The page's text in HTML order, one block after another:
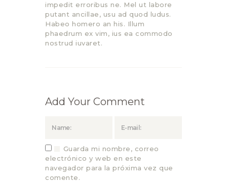
impedit erroribus ne. Mel ut labore
putant ancillae, usu ad quod ludus.
Habeo homero an his. Illum
phaedrum ex vim, ius ea commodo
nostrud iuvaret.
Add Your Comment
Guarda mi nombre, correo
electrónico y web en este
navegador para la próxima vez que
comente.